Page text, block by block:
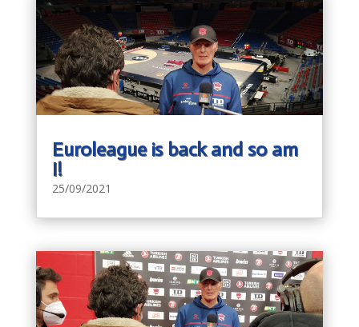
Euroleague is back and so am
I!
25/09/2021